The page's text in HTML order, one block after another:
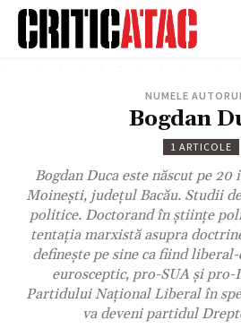
NUMELE
Bogdan
1 ARTICOLE
Bogdan Duca este născut pe
Moineşti, judeţul Bacău. Studii
politice. Doctorand în ştiinţe
tentaţia marxistă asupra
defineşte pe sine ca fiind
eurosceptic, pro-SUA şi
Partidului Naţional Liberal în
va deveni partidul